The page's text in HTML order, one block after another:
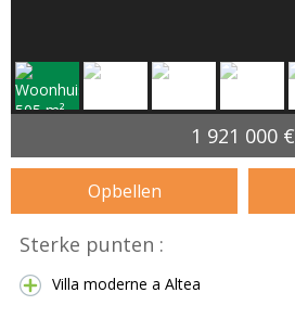
1 921 000 €
Opbellen
Sterke punten :
Villa moderne a Altea